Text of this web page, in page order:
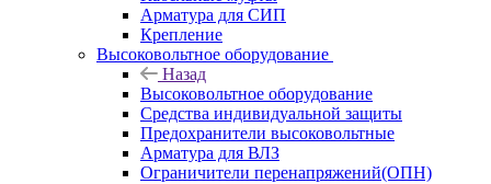
Арматура для СИП
Крепление
Высоковольтное оборудование
Назад
Высоковольтное оборудование
Средства индивидуальной защиты
Предохранители высоковольтные
Арматура для ВЛЗ
Ограничители перенапряжений(ОПН)